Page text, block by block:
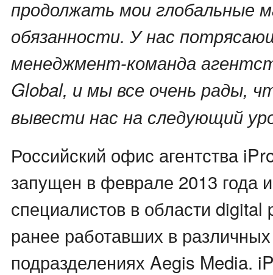
продолжать мои глобальные
обязанности. У нас
менеджмент-команда
Global, и мы все очень рады,
вывести нас на следующий
Российский офис агентства
запущен в феврале 2013 года
специалистов в области digital
ранее работавших в
подразделениях Aegis Media.